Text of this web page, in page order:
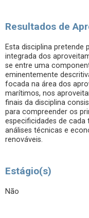
Resultados de
Esta disciplina pretende
integrada dos
se entre uma
eminentemente
focada na área dos
marítimos, nos
finais da disciplina
para compreender os
especificidades de cada
análises técnicas e
renováveis.
Estágio(s)
Não